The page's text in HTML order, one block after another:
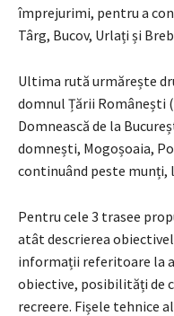
împrejurimi, pentru a
Târg, Bucov, Urlați și
Ultima rută urmărește
domnul Țării Românești
Domnească de la
domnești, Mogoșoaia,
continuând peste munți,
Pentru cele 3 trasee
atât descrierea
informații referitoare la
obiective, posibilități de
recreere. Fișele tehnice